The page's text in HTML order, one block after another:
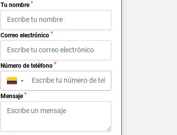
Tu nombre *
Correo electrónico *
Número de teléfono *
▼
Mensaje *